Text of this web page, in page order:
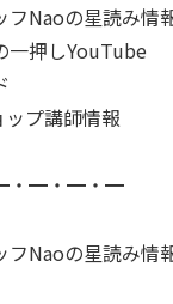
Naoの星読み情
押しYouTube
プ講師情報
━・━・━
Naoの星読み情